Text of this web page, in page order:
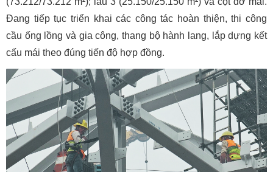
Đang tiếp tục triển khai các công tác hoàn thiện, thi công
cầu ống lồng và gia công, thang bộ hành lang, lắp dựng kết
cấu mái theo đúng tiến độ hợp đồng.